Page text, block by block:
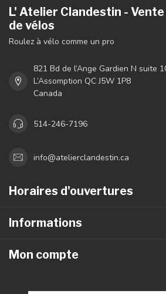
L' Atelier Clandestin -
de vélos
Roulez à vélo comme un pro
821 Bd de l’Ange Gardien N suite
L’Assomption QC J5W 1P8
Canada
514-246-7196
info@atelierclandestin.ca
Horaires d'ouvertures
Informations
Mon compte